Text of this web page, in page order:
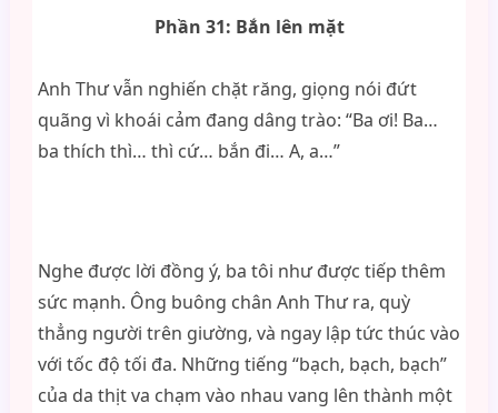
Phần 31: Bắn lên mặt
Anh Thư vẫn nghiến chặt răng, giọng nói đứt
quãng vì khoái cảm đang dâng trào: “Ba ơi! Ba…
ba thích thì… thì cứ… bắn đi… A, a…”
Nghe được lời đồng ý, ba tôi như được tiếp thêm
sức mạnh. Ông buông chân Anh Thư ra, quỳ
thẳng người trên giường, và ngay lập tức thúc vào
với tốc độ tối đa. Những tiếng “bạch, bạch, bạch”
của da thịt va chạm vào nhau vang lên thành một